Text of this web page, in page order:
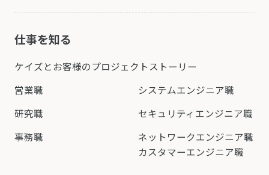
す。
合、お問い合せ等が適切な状態で提供で
（ｈ）ご本人が容易に認識できない方法
当社サイトでは、クッキー（Cookies）
やWebビーコン（web beacon）といっ
た、お客さま固有の情報を収集する仕組
仕事を知る
ケイズとお客様のプロジェクトストーリー
営業職
システムエンジニア職
研究職
セキュリティエンジニア職
事務職
ネットワークエンジニア職
カスタマーエンジニア職